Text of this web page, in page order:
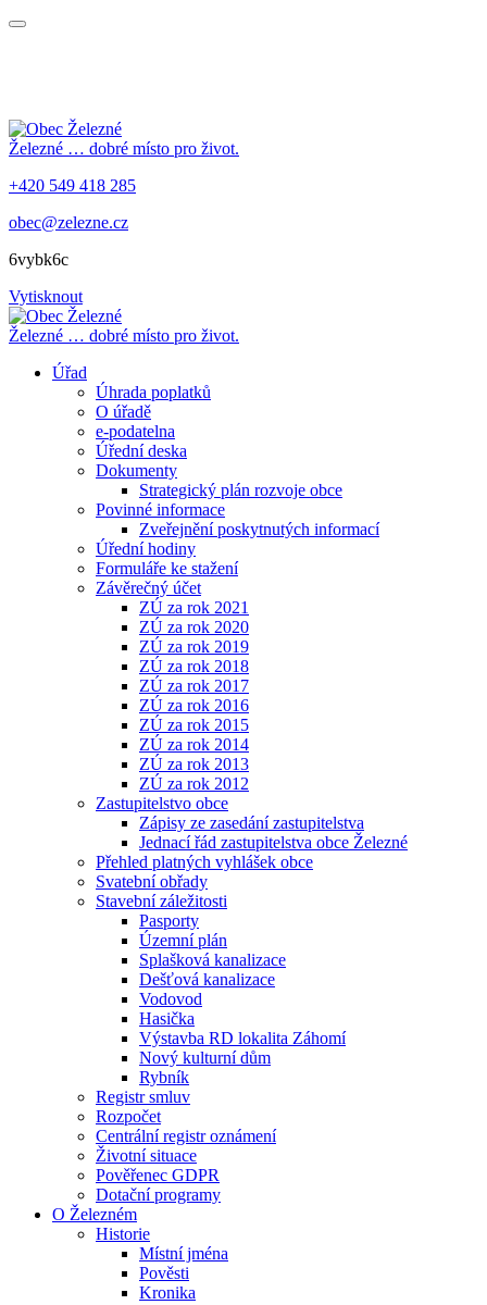
Železné … dobré místo pro život.
+420 549 418 285
obec@zelezne.cz
6vybk6c
Vytisknout
Železné … dobré místo pro život.
Úřad
Úhrada poplatků
O úřadě
e-podatelna
Úřední deska
Dokumenty
Strategický plán rozvoje obce
Povinné informace
Zveřejnění poskytnutých informací
Úřední hodiny
Formuláře ke stažení
Závěrečný účet
ZÚ za rok 2021
ZÚ za rok 2020
ZÚ za rok 2019
ZÚ za rok 2018
ZÚ za rok 2017
ZÚ za rok 2016
ZÚ za rok 2015
ZÚ za rok 2014
ZÚ za rok 2013
ZÚ za rok 2012
Zastupitelstvo obce
Zápisy ze zasedání zastupitelstva
Jednací řád zastupitelstva obce Železné
Přehled platných vyhlášek obce
Svatební obřady
Stavební záležitosti
Pasporty
Územní plán
Splašková kanalizace
Dešťová kanalizace
Vodovod
Hasička
Výstavba RD lokalita Záhomí
Nový kulturní dům
Rybník
Registr smluv
Rozpočet
Centrální registr oznámení
Životní situace
Pověřenec GDPR
Dotační programy
O Železném
Historie
Místní jména
Pověsti
Kronika